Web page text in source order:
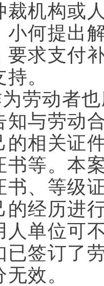
裁机构或
小何提出
要求支付
。
劳动者
知与劳动
的相关证
书等。本
书、等级
的经历进
人单位可
已签订了
效。